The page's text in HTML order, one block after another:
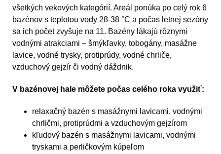
všetkých vekových kategórií. Areál ponúka po celý rok 6
bazénov s teplotou vody 28-38 °C a počas letnej sezóny
sa ich počet zvyšuje na 11. Bazény lákajú rôznymi
vodnými atrakciami – šmýkľavky, tobogány, masážne
lavice, vodné trysky, protiprúdy, vodné chrliče,
vzduchový gejzír či vodný dáždnik.
V bazénovej hale môžete počas celého roka využiť:
relaxačný bazén s masážnymi lavicami, vodnými
chrličmi, protiprúdmi a vzduchovým gejzírom
kľudový bazén s masážnymi lavicami, vodnými
tryskami a perličkovým kúpeľom